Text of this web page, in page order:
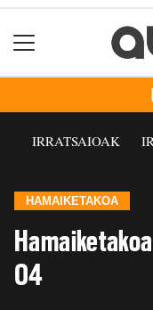
IRRATSAIOAK
HAMAIKETAKOA
04